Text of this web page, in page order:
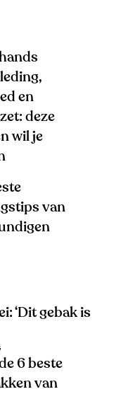
en
deze
wil je
van
‘Dit gebak is
6 beste
van